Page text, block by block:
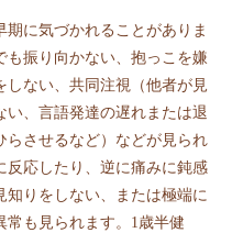
に気づかれることがありま
振り向かない、抱っこを嫌
しない、共同注視（他者が見
い、言語発達の遅れまたは退
らさせるなど）などが見られ
反応したり、逆に痛みに鈍感
知りをしない、または極端に
常も見られます。1歳半健